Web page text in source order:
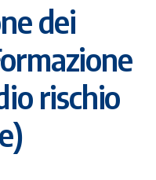
dei
rischio